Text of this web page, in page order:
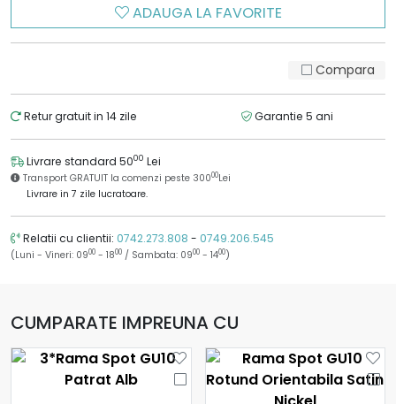
ADAUGA LA FAVORITE
Compara
Retur gratuit in 14 zile Garantie 5 ani
Livrare standard 5000 Lei
Transport GRATUIT la comenzi peste 30000Lei
Livrare in 7 zile lucratoare.
Relatii cu clientii: 0742.273.808 - 0749.206.545
(Luni - Vineri: 0900 - 1800 / Sambata: 0900 - 1400)
CUMPARATE IMPREUNA CU